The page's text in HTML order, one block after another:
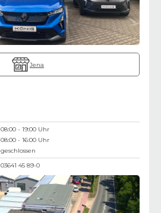
Jena
08:00 - 19:00 Uhr
08:00 - 16:00 Uhr
geschlossen
03641 45 89-0